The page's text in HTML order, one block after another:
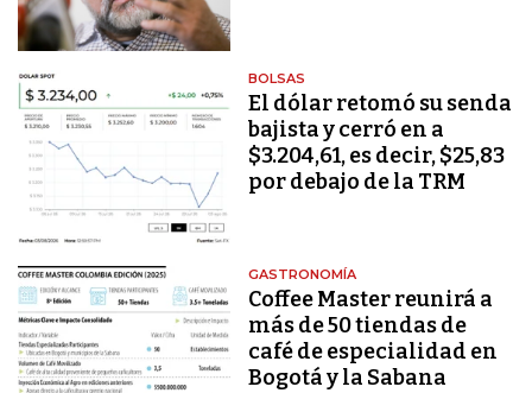
BOLSAS
El dólar retomó su senda
bajista y cerró en a
$3.204,61, es decir, $25,83
por debajo de la TRM
GASTRONOMÍA
Coffee Master reunirá a
más de 50 tiendas de
café de especialidad en
Bogotá y la Sabana